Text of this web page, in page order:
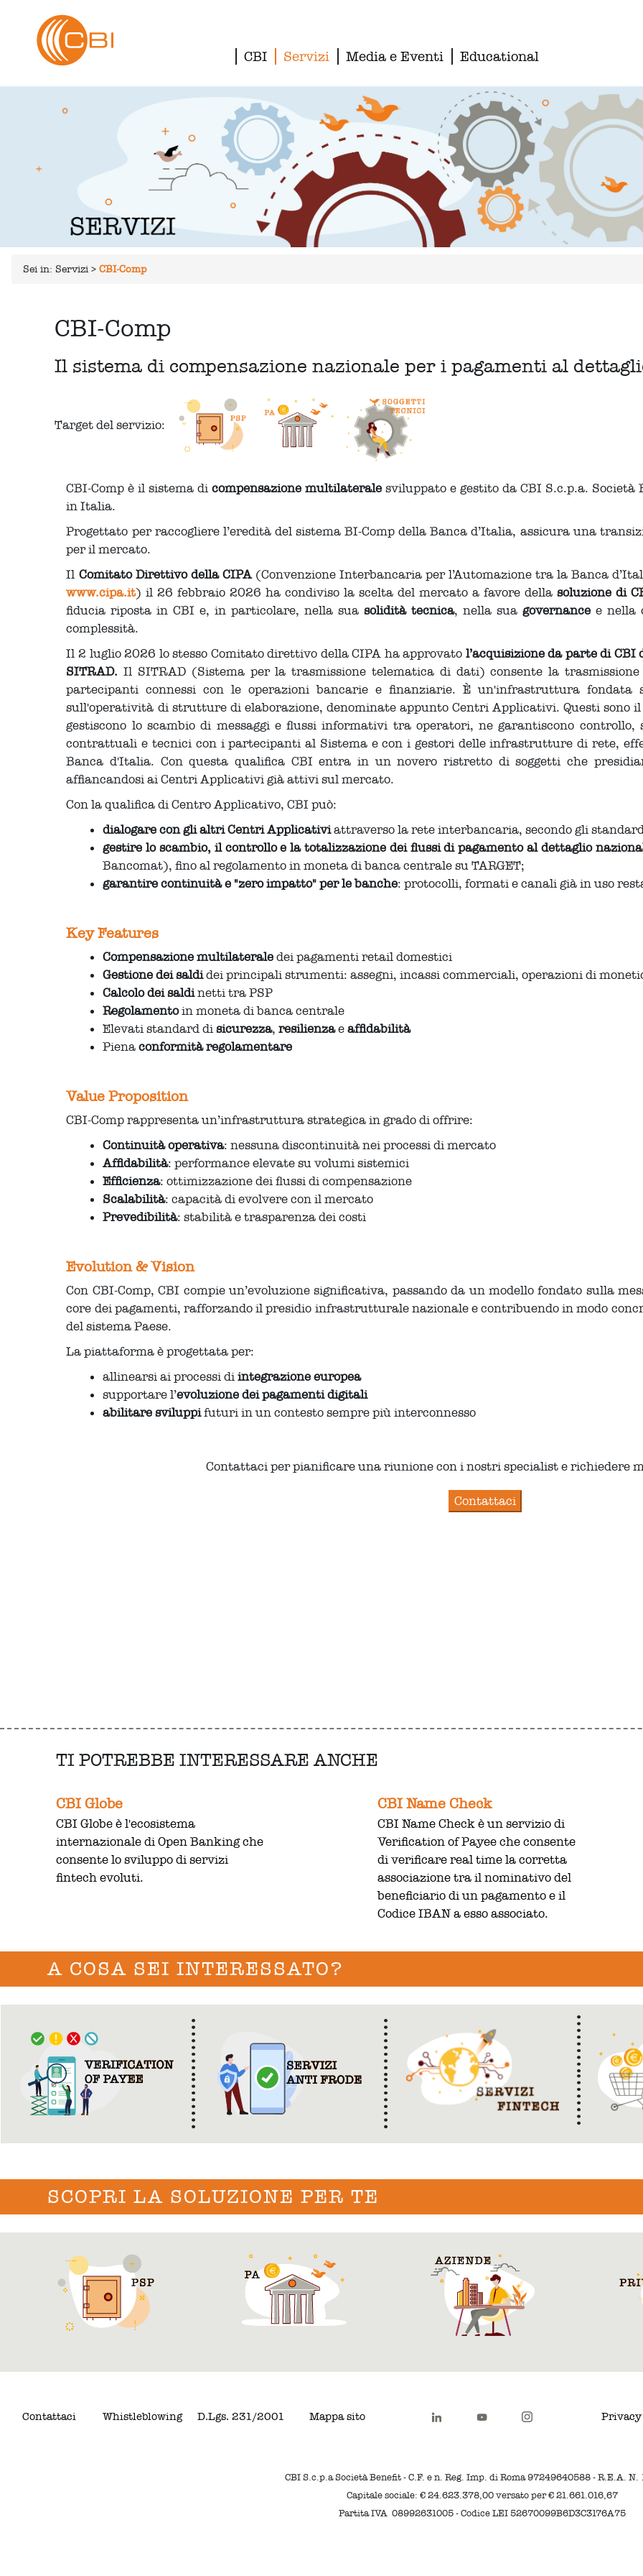
CBI Servizi Media e Eventi Educational
Sei in: Servizi > CBI-Comp
CBI-Comp
Il sistema di compensazione nazionale per i pagamenti al
Target del servizio:
CBI-Comp è il sistema di compensazione multilaterale sviluppato e gestito da CBI S.c.p.a.
in Italia.
Progettato per raccogliere l’eredità del sistema BI-Comp della Banca d’Italia, assicura una
per il mercato.
Il Comitato Direttivo della CIPA(Convenzione Interbancaria per l’Automazione tra la Banca
www.cipa.it) il 26 febbraio 2026 ha condiviso la scelta del mercato a favore dellasoluzione di
fiducia riposta in CBI e, in particolare, nella suasolidità tecnica, nella sua governancee nella
complessità.
Il 2 luglio 2026 lo stesso Comitato direttivo della CIPA ha approvato l’acquisizione da parte di
SITRAD. Il SITRAD (Sistema per la trasmissione telematica di dati) consente la
partecipanti connessi con le operazioni bancarie e finanziarie. È un'infrastruttura
sull'operatività di strutture di elaborazione, denominate appunto Centri Applicativi. Questi sono
gestiscono lo scambio di messaggi e flussi informativi tra operatori, ne garantiscono
contrattuali e tecnici con i partecipanti al Sistema e con i gestori delle infrastrutture di rete,
Banca d'Italia. Con questa qualifica CBI entra in un novero ristretto di soggetti che
affiancandosi ai Centri Applicativi già attivi sul mercato.
Con la qualifica di Centro Applicativo, CBI può:
dialogare con gli altri Centri Applicativiattraverso la rete interbancaria, secondo gli
gestire lo scambio, il controllo e la totalizzazione dei flussi di pagamento al dettaglio
Bancomat), fino al regolamento in moneta di banca centrale su TARGET;
garantire continuità e "zero impatto" per le banche: protocolli, formati e canali già in uso
Key Features
Compensazione multilateraledei pagamenti retail domestici
Gestione dei saldidei principali strumenti: assegni, incassi commerciali, operazioni di
Calcolo dei saldinetti tra PSP
Regolamentoin moneta di banca centrale
Elevati standard disicurezza,resilienzaeaffidabilità
Pienaconformità regolamentare
Value Proposition
CBI-Comp rappresenta un’infrastruttura strategica in grado di offrire:
Continuità operativa: nessuna discontinuità nei processi di mercato
Affidabilità: performance elevate su volumi sistemici
Efficienza: ottimizzazione dei flussi di compensazione
Scalabilità: capacità di evolvere con il mercato
Prevedibilità: stabilità e trasparenza dei costi
Evolution & Vision
Con CBI-Comp, CBI compie un’evoluzione significativa, passando da un modello fondato sulla
core dei pagamenti, rafforzando il presidio infrastrutturale nazionale e contribuendo in modo
del sistema Paese.
La piattaforma è progettata per:
allinearsi ai processi diintegrazione europea
supportare l’evoluzione dei pagamenti digitali
abilitare sviluppifuturi in un contesto sempre più interconnesso
Contattaci per pianificare una riunione con i nostri specialist e richiedere
TI POTREBBE INTERESSARE ANCHE
CBI Globe
CBI Globe è l'ecosistema
internazionale di Open Banking che
consente lo sviluppo di servizi
fintech evoluti.
CBI Name Check
CBI Name Check è un servizio di
Verification of Payee che consente
di verificare real time la corretta
associazione tra il nominativo del
beneficiario di un pagamento e il
Codice IBAN a esso associato.
A COSA SEI INTERESSATO?
SCOPRI LA SOLUZIONE PER TE
Contattaci Whistleblowing D.Lgs. 231/2001 Mappa sito Privacy
CBI S.c.p.a Società Benefit - C.F. e n. Reg. Imp. di Roma 97249640588 - R.E.A. N.
Capitale sociale: € 24.623.378,00 versato per € 21.661.016,67
Partita IVA 08992631005 - Codice LEI 52670099B6D3C3176A75